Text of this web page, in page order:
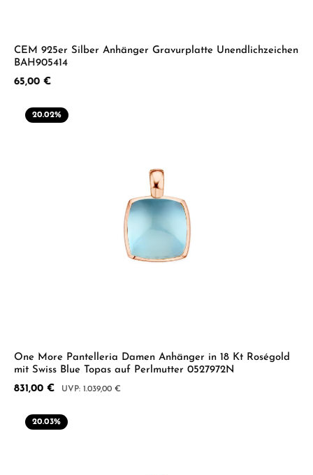
CEM 925er Silber Anhänger Gravurplatte Unendlichzeichen
BAH905414
Regulärer Preis:
65,00 €
20.02%
One More Pantelleria Damen Anhänger in 18 Kt Roségold
mit Swiss Blue Topas auf Perlmutter 0527972N
Verkaufspreis:
831,00 € Regulärer Preis:
1.039,00 €
20.03%